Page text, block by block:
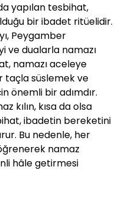
yapılan tesbihat,
bir ibadet ritüelidir.
Peygamber
ve dualarla namazı
namazı aceleye
taçla süslemek ve
önemli bir adımdır.
kılın, kısa da olsa
ibadetin bereketini
Bu nedenle, her
namaz
hâle getirmesi